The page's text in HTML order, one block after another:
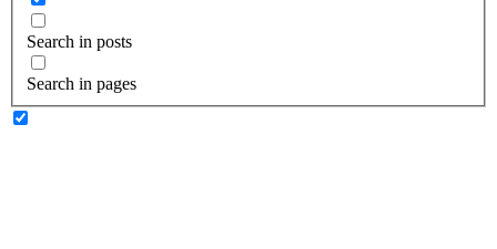
Search in posts
Search in pages